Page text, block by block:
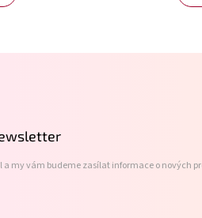
a my vám budeme zasílat informace o nových